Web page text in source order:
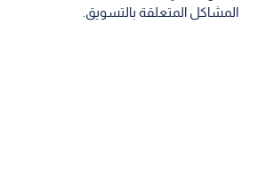
المشاكل المتعلقة بالتسويق.